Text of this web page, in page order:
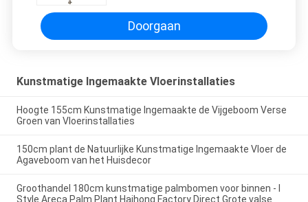
Doorgaan
Kunstmatige Ingemaakte Vloerinstallaties
Hoogte 155cm Kunstmatige Ingemaakte de Vijgeboom Verse
Groen van Vloerinstallaties
150cm plant de Natuurlijke Kunstmatige Ingemaakte Vloer de
Agaveboom van het Huisdecor
Groothandel 180cm kunstmatige palmbomen voor binnen - I
Style Areca Palm Plant Haihong Factory Direct Grote valse